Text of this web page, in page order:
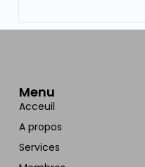
Menu
Acceuil
A propos
Services